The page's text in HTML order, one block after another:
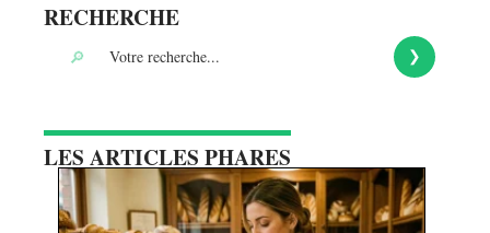
RECHERCHE
LES ARTICLES PHARES